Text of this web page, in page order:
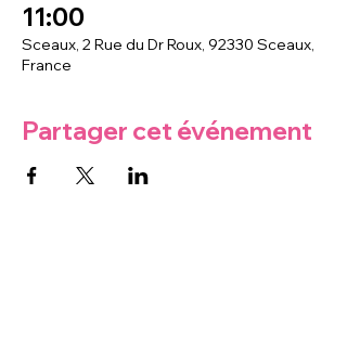
11:00
Sceaux, 2 Rue du Dr Roux, 92330 Sceaux,
France
Partager cet événement